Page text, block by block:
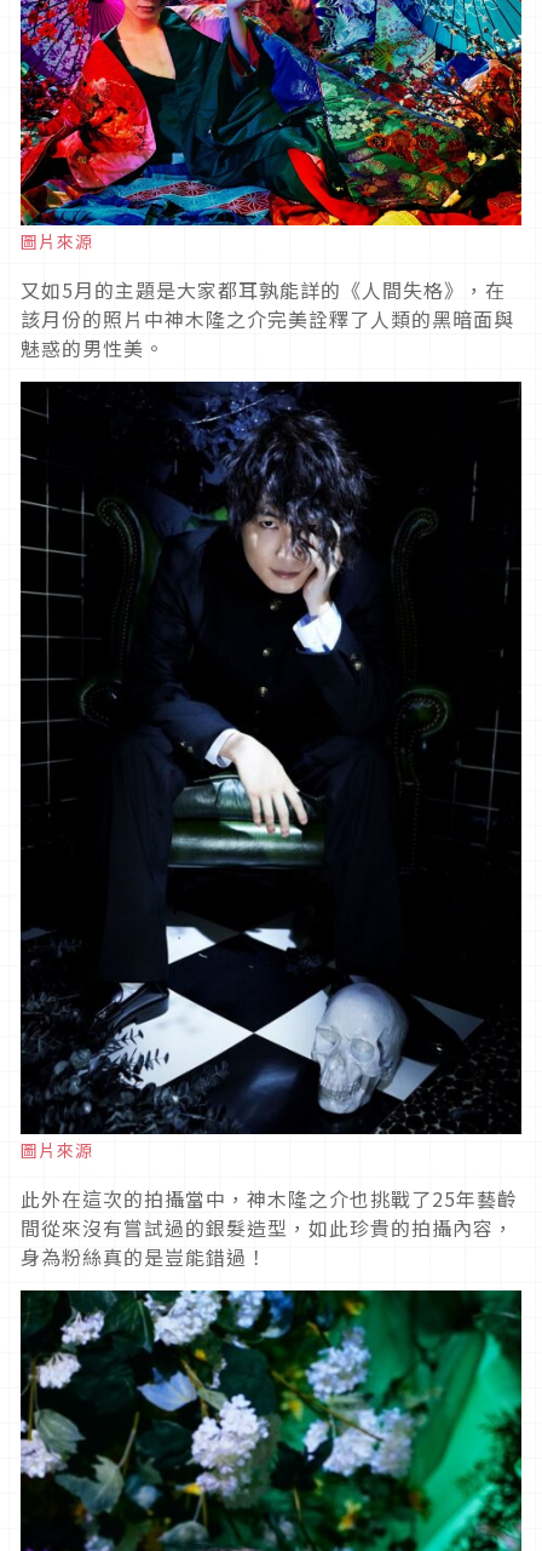
圖片來源
又如5月的主題是大家都耳孰能詳的《人間失格》，在
該月份的照片中神木隆之介完美詮釋了人類的黑暗面與
魅惑的男性美。
圖片來源
此外在這次的拍攝當中，神木隆之介也挑戰了25年藝齡
間從來沒有嘗試過的銀髮造型，如此珍貴的拍攝內容，
身為粉絲真的是豈能錯過！